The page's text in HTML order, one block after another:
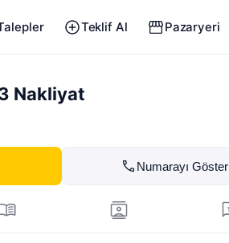
Teklif Al Pazaryeri
Nakliyat
Numarayı Göster